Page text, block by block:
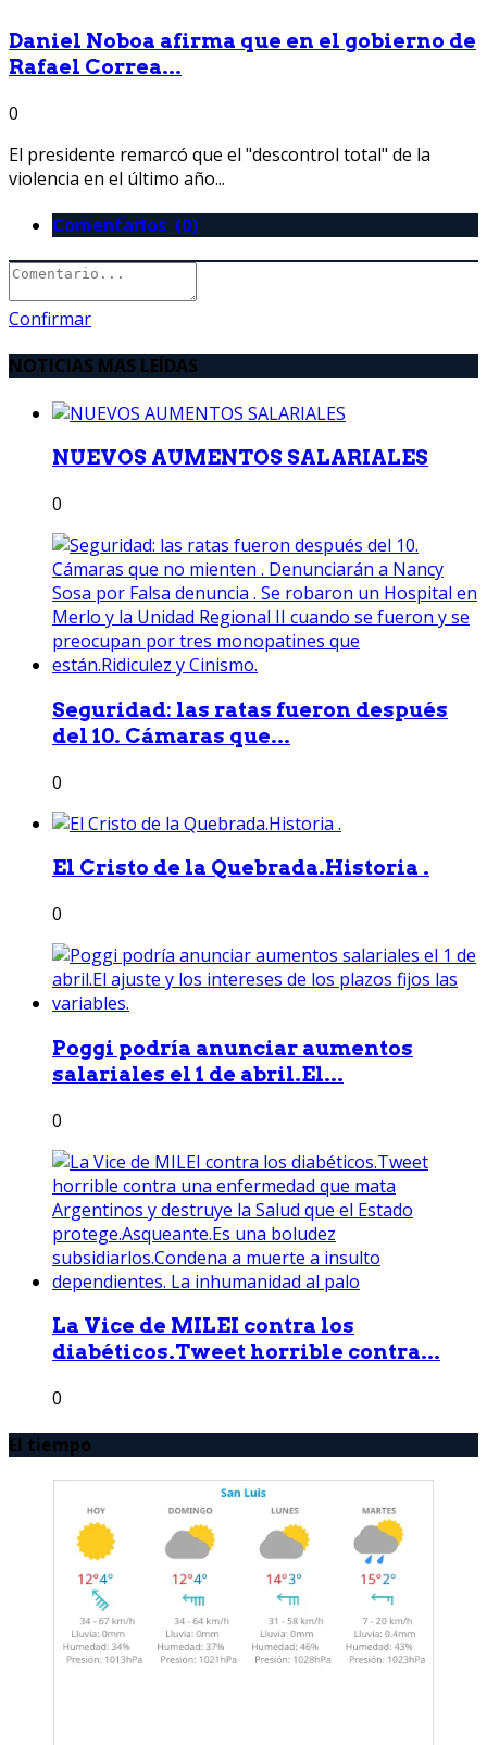
Daniel Noboa afirma que en el gobierno de
Rafael Correa...
0
El presidente remarcó que el "descontrol total" de la
violencia en el último año...
Comentarios (0)
Confirmar
NOTICIAS MAS LEÍDAS
NUEVOS AUMENTOS SALARIALES
0
Seguridad: las ratas fueron después
del 10. Cámaras que...
0
El Cristo de la Quebrada.Historia .
0
Poggi podría anunciar aumentos
salariales el 1 de abril.El...
0
La Vice de MILEI contra los
diabéticos.Tweet horrible contra...
0
El tiempo